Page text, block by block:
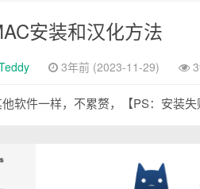
安装和汉化方法
3年前 (2023-11-29)
软件一样，不累赘，【PS：安装